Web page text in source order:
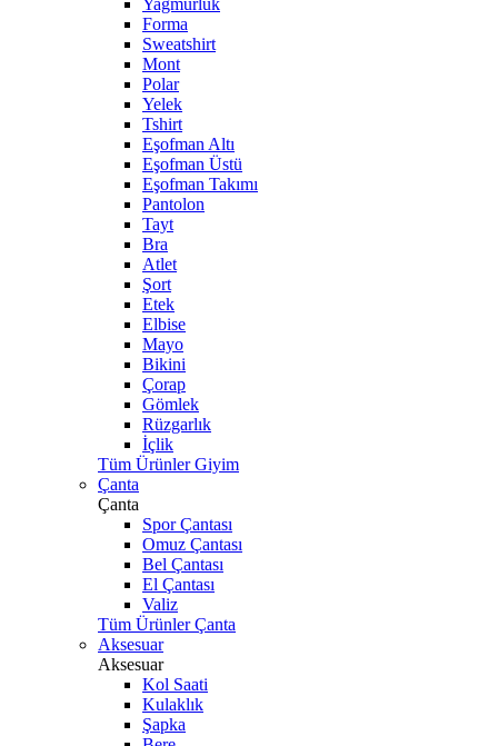
Yağmurluk
Forma
Sweatshirt
Mont
Polar
Yelek
Tshirt
Eşofman Altı
Eşofman Üstü
Eşofman Takımı
Pantolon
Tayt
Bra
Atlet
Şort
Etek
Elbise
Mayo
Bikini
Çorap
Gömlek
Rüzgarlık
İçlik
Tüm Ürünler Giyim
Çanta
Çanta
Spor Çantası
Omuz Çantası
Bel Çantası
El Çantası
Valiz
Tüm Ürünler Çanta
Aksesuar
Aksesuar
Kol Saati
Kulaklık
Şapka